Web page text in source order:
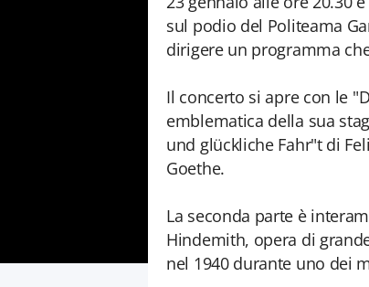
sul podio del Politeama
dirigere un programma
Il concerto si apre con le
emblematica della sua
und glückliche Fahr"t di
Goethe.
La seconda parte è
Hindemith, opera di
nel 1940 durante uno dei